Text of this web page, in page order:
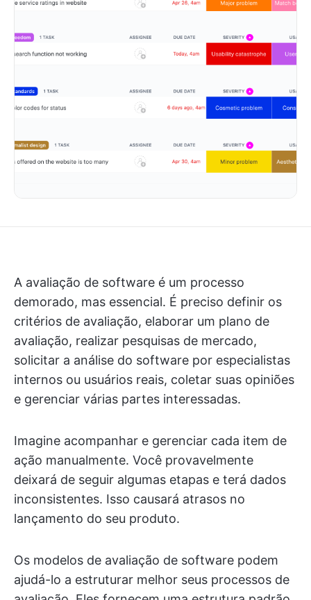
A avaliação de software é um processo
demorado, mas essencial. É preciso definir os
critérios de avaliação, elaborar um plano de
avaliação, realizar pesquisas de mercado,
solicitar a análise do software por especialistas
internos ou usuários reais, coletar suas opiniões
e gerenciar várias partes interessadas.
Imagine acompanhar e gerenciar cada item de
ação manualmente. Você provavelmente
deixará de seguir algumas etapas e terá dados
inconsistentes. Isso causará atrasos no
lançamento do seu produto.
Os modelos de avaliação de software podem
ajudá-lo a estruturar melhor seus processos de